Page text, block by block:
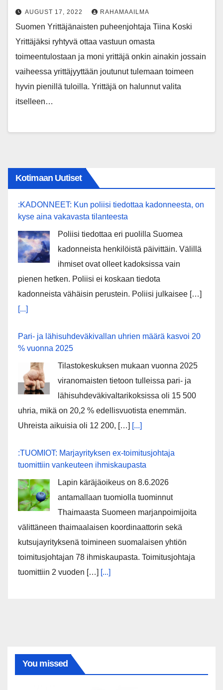
AUGUST 17, 2022 RAHAMAAILMA
Suomen Yrittäjänaisten puheenjohtaja Tiina Koski
Yrittäjäksi ryhtyvä ottaa vastuun omasta
toimeentulostaan ja moni yrittäjä onkin ainakin jossain
vaiheessa yrittäjyyttään joutunut tulemaan toimeen
hyvin pienillä tuloilla. Yrittäjä on halunnut valita
itselleen…
Kotimaan Uutiset
:KADONNEET: Kun poliisi tiedottaa kadonneesta, on
kyse aina vakavasta tilanteesta
Poliisi tiedottaa eri puolilla Suomea
kadonneista henkilöistä päivittäin. Välillä
ihmiset ovat olleet kadoksissa vain
pienen hetken. Poliisi ei koskaan tiedota
kadonneista vähäisin perustein. Poliisi julkaisee […]
[...]
Pari- ja lähisuhdeväkivallan uhrien määrä kasvoi 20
% vuonna 2025
Tilastokeskuksen mukaan vuonna 2025
viranomaisten tietoon tulleissa pari- ja
lähisuhdeväkivaltarikoksissa oli 15 500
uhria, mikä on 20,2 % edellisvuotista enemmän.
Uhreista aikuisia oli 12 200, […] [...]
:TUOMIOT: Marjayrityksen ex-toimitusjohtaja
tuomittiin vankeuteen ihmiskaupasta
Lapin käräjäoikeus on 8.6.2026
antamallaan tuomiolla tuominnut
Thaimaasta Suomeen marjanpoimijoita
välittäneen thaimaalaisen koordinaattorin sekä
kutsujayrityksenä toimineen suomalaisen yhtiön
toimitusjohtajan 78 ihmiskaupasta. Toimitusjohtaja
tuomittiin 2 vuoden […] [...]
You missed